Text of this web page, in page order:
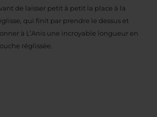
de laisser petit à petit la place à la
qui finit par prendre le dessus et
à L’Anis une incroyable longueur en
réglissée.